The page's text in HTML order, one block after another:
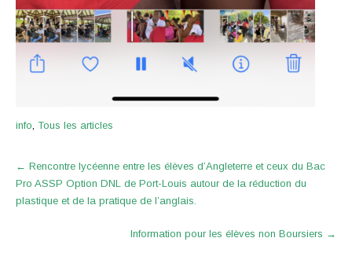
info, Tous les articles
Post
navigation
← Rencontre lycéenne entre les élèves d’Angleterre et ceux du Bac
Pro ASSP Option DNL de Port-Louis autour de la réduction du
plastique et de la pratique de l’anglais.
Information pour les élèves non Boursiers →